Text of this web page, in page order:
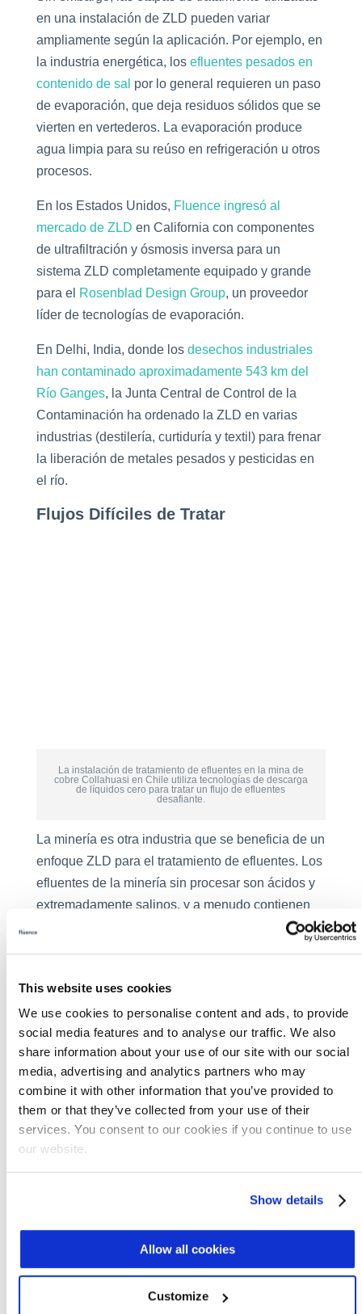
This website uses cookies
We use cookies to personalise content and ads, to provide
social media features and to analyse our traffic. We also
share information about your use of our site with our social
media, advertising and analytics partners who may
combine it with other information that you’ve provided to
them or that they’ve collected from your use of their
services. You consent to our cookies if you continue to use
our website.
Show details
Allow all cookies
Customize
en una instalación de ZLD pueden variar
ampliamente según la aplicación. Por ejemplo, en
la industria energética, los efluentes pesados en
contenido de sal por lo general requieren un paso
de evaporación, que deja residuos sólidos que se
vierten en vertederos. La evaporación produce
agua limpia para su reúso en refrigeración u otros
procesos.
En los Estados Unidos, Fluence ingresó al
mercado de ZLD en California con componentes
de ultrafiltración y ósmosis inversa para un
sistema ZLD completamente equipado y grande
para el Rosenblad Design Group, un proveedor
líder de tecnologías de evaporación.
En Delhi, India, donde los desechos industriales
han contaminado aproximadamente 543 km del
Río Ganges, la Junta Central de Control de la
Contaminación ha ordenado la ZLD en varias
industrias (destilería, curtiduría y textil) para frenar
la liberación de metales pesados y pesticidas en
el río.
Flujos Difíciles de Tratar
La instalación de tratamiento de efluentes en la mina de
cobre Collahuasi en Chile utiliza tecnologías de descarga
de líquidos cero para tratar un flujo de efluentes
desafiante.
La minería es otra industria que se beneficia de un
enfoque ZLD para el tratamiento de efluentes. Los
efluentes de la minería sin procesar son ácidos y
extremadamente salinos, y a menudo contienen
un proyecto emprendido por RWL Water antes de
para formar
Fluence en 2017.
La planta de tratamiento de efluentes en la
instalación fue dimensionada para acomodar un
flujo de 216 m³/h, ó aproximadamente 5 millones
de L/d. Toda el agua debe ser tratada para su
reúso.
que incluyen sedimentación, DAF, filtración de
medios, filtración de carbón activado, ultrafiltración
y ósmosis inversa.
posible del agua es particularmente importante